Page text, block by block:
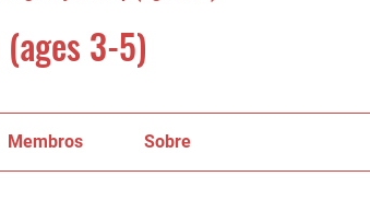
3-5)
Membros Sobre